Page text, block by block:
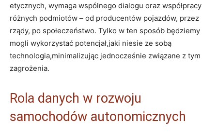
etycznych, wymaga wspólnego dialogu oraz współpracy
różnych podmiotów – od producentów pojazdów, przez
rządy, po społeczeństwo. Tylko w ten sposób będziemy
mogli wykorzystać potencjał,jaki niesie ze sobą
technologia,minimalizując jednocześnie związane z tym
zagrożenia.
Rola danych w rozwoju
samochodów autonomicznych